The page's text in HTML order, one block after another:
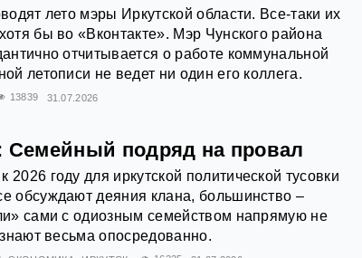
лето мэры Иркутской области. Все-таки их
бы во «Вконтакте». Мэр Чунского района
отчитывается о работе коммунальной
летописи не ведет ни один его коллега.
13839 31.07.2026
подряд на провал
году для иркутской политической тусовки
обсуждают деяния клана, большинство –
сами с одиозным семейством напрямую не
весьма опосредованно.